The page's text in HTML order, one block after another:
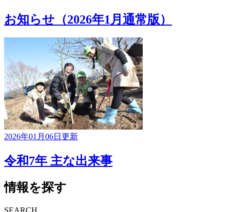
お知らせ（2026年1月通常版）
2026年01月06日更新
令和7年 主な出来事
情報を探す